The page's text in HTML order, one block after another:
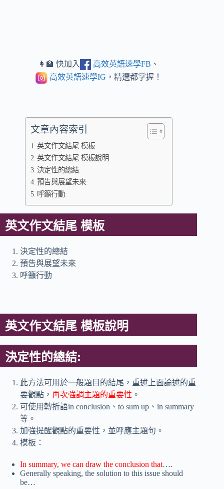
👩‍🏫 快加入 高效英語速學FB 、
高效英語速學IG ，精選都掌握！
文章內容索引
英文作文結尾 模板
英文作文結尾 模板說明
決定性的總結:
預告與展望未來:
呼籲行動:
英文作文結尾 模板
決定性的總結
預告與展望未來
呼籲行動
英文作文結尾 模板說明
決定性的總結:
此方法可用於一般題目的結尾，重述上面論述的重
要觀點， 再次強調主題的重要性 。
可使用轉折語in conclusion、to sum up、in summary
等。
加強提醒觀點的重要性，並呼應主題句。
模板：
In summary, we can draw the conclusion that….
Generally speaking, the solution to this issue should
be…